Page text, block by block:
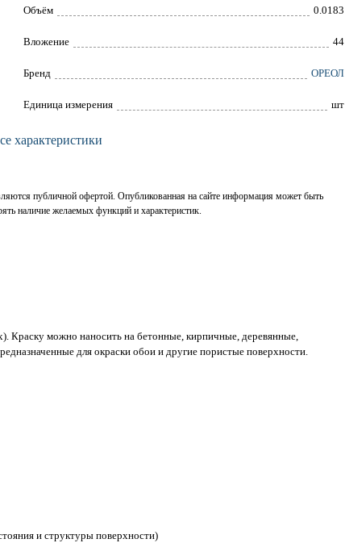
Объём 0.0183
Вложение 44
Брeнд ОРЕОЛ
Единица измерения шт
характеристики
публичной офертой. Опубликованная на сайте информация может быть
наличие желаемых функций и характеристик.
Краску можно наносить на бетонные, кирпичные, деревянные,
для окраски обои и другие пористые поверхности.
и структуры поверхности)